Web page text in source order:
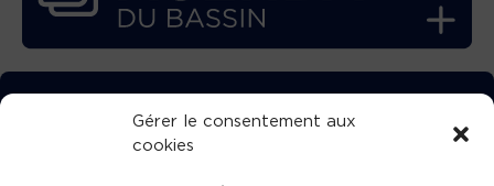
Gérer le consentement aux
cookies
TÉLÉCHARGEZ GRATUITEMENT
L’APPLICATION TVBA !